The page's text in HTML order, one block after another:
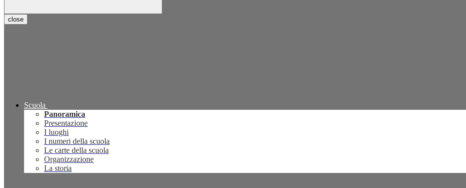
close
Scuola
Panoramica
Presentazione
I luoghi
I numeri della scuola
Le carte della scuola
Organizzazione
La storia